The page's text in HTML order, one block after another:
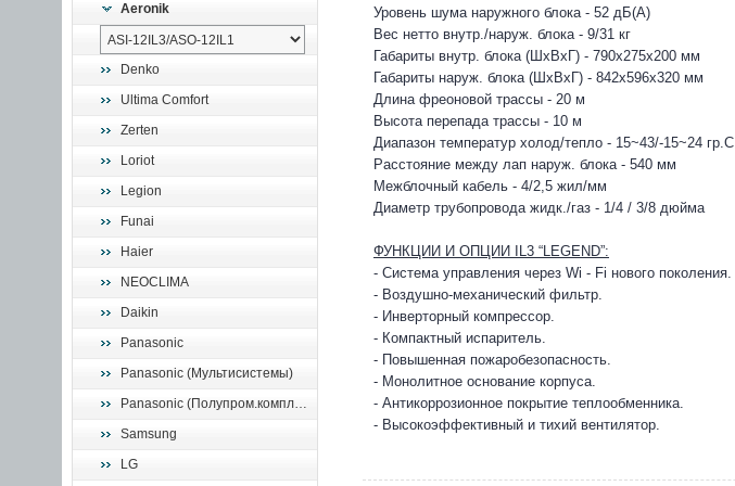
Aeronik
Denko
Ultima Comfort
Zerten
Loriot
Legion
Funai
Haier
NEOCLIMA
Daikin
Panasonic
Panasonic (Мультисистемы)
Panasonic (Полупром.комплекты)
Samsung
LG
Уровень шума наружного блока - 52 дБ(А)
Вес нетто внутр./наруж. блока - 9/31 кг
Габариты внутр. блока (ШхВхГ) - 790х275х200 мм
Габариты наруж. блока (ШхВхГ) - 842х596х320 мм
Длина фреоновой трассы - 20 м
Высота перепада трассы - 10 м
Диапазон температур холод/тепло - 15~43/-15~24 гр.С
Расстояние между лап наруж. блока - 540 мм
Межблочный кабель - 4/2,5 жил/мм
Диаметр трубопровода жидк./газ - 1/4 / 3/8 дюйма
ФУНКЦИИ И ОПЦИИ IL3 “LEGEND”:
- Система управления через Wi - Fi нового поколения.
- Воздушно-механический фильтр.
- Инверторный компрессор.
- Компактный испаритель.
- Повышенная пожаробезопасность.
- Монолитное основание корпуса.
- Антикоррозионное покрытие теплообменника.
- Высокоэффективный и тихий вентилятор.